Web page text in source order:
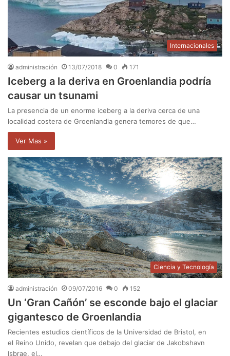
Internacionales
administración 13/07/2018 0 171
Iceberg a la deriva en Groenlandia podría
causar un tsunami
La presencia de un enorme iceberg a la deriva cerca de una
localidad costera de Groenlandia genera temores de que…
Ver Mas »
Ciencia y Tecnología
administración 09/07/2016 0 152
Un ‘Gran Cañón’ se esconde bajo el glaciar
gigantesco de Groenlandia
Recientes estudios científicos de la Universidad de Bristol, en
el Reino Unido, revelan que debajo del glaciar de Jakobshavn
Isbrae, el…